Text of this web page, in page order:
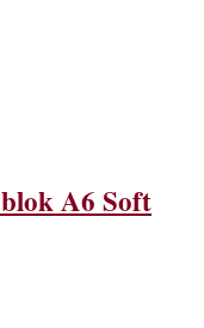
A6 Soft